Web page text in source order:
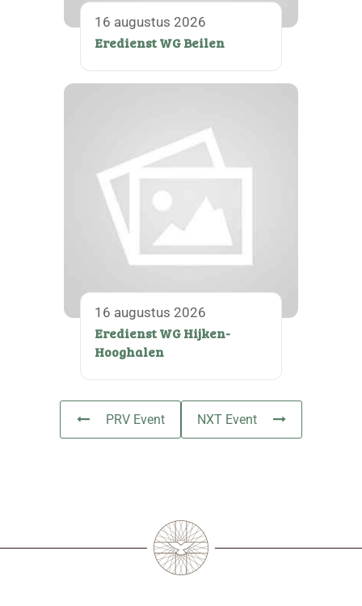
16 augustus 2026
Eredienst WG Beilen
16 augustus 2026
Eredienst WG Hijken-
Hooghalen
PRV Event NXT Event